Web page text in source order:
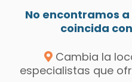
No encontramos
coincida
Cambia la
especialistas que